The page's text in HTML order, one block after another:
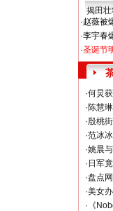
揭田壮
·赵薇被
·李宇春
·圣诞节
·何炅
·陈慧
·殷桃
·范冰
·姚晨
· 日军
·盘点
·美女
· 《